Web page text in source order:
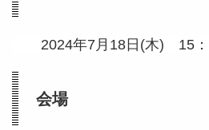
2024年7月18日(木) 15：
会場